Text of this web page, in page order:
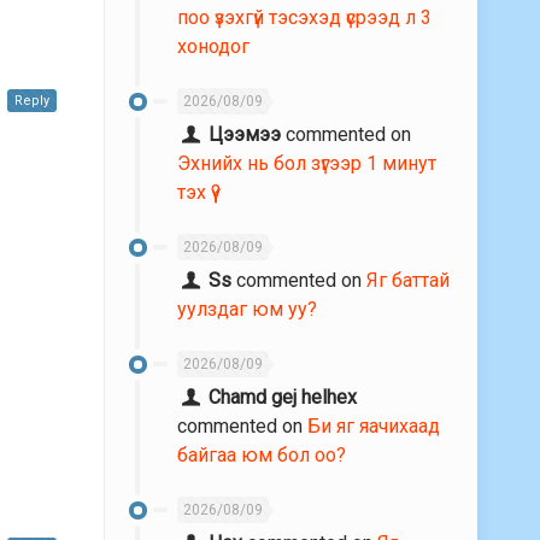
Reply
поо үзэхгүй тэсэхэд үсрээд л 3
хонодог
2026/08/09
Цээмээ commented on
Эхнийх нь бол зүгээр 1 минут
тэх үү?
2026/08/09
Ss commented onЯг баттай
уулздаг юм уу?
2026/08/09
Chamd gej helhex
commented on Би яг яачихаад
байгаа юм бол оо?
2026/08/09